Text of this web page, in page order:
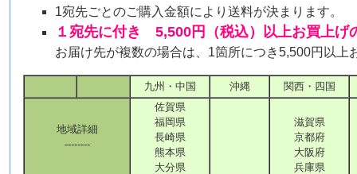
1宛先ごとのご購入金額により送料が決まります。
１宛先に付き 5,500円（税込）以上お買上げ
お届け先が複数の場合は、1箇所につき5,500円以
九州・中国 沖縄 関西・四国
地域詳細
--------
佐賀県
福岡県
長崎県
熊本県
大分県
滋賀県
京都府
大阪府
兵庫県